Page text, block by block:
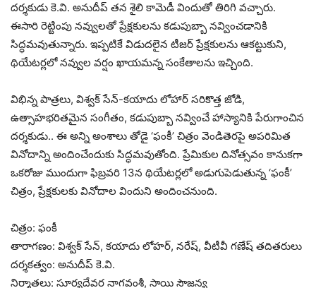
దర్శకుడు కె.వి. అనుదీప్ తన శైలి కామెడీ విందుతో తిరిగి వచ్చారు.
ఈసారి రెట్టింపు నవ్వులతో ప్రేక్షకులను కడుపుబ్బా నవ్వించడానికి
సిద్ధమవుతున్నారు. ఇప్పటికే విడుదలైన టీజర్ ప్రేక్షకులను ఆకట్టుకుని,
థియేటర్లలో నవ్వుల వర్షం ఖాయమన్న సంకేతాలను ఇచ్చింది.
విభిన్న పాత్రలు, విశ్వక్ సేన్-కయాదు లోహార్ సరికొత్త జోడి,
ఉత్సాహభరితమైన సంగీతం, కడుపుబ్బా నవ్వించే హాస్యానికి పేరుగాంచిన
దర్శకుడు.. ఈ అన్ని అంశాలు తోడై ‘ఫంకీ’ చిత్రం వెండితెరపై అపరిమిత
వినోదాన్ని అందించేందుకు సిద్ధమవుతోంది. ప్రేమికుల దినోత్సవం కానుకగా
ఒకరోజు ముందుగా ఫిబ్రవరి 13న థియేటర్లలో అడుగుపెడుతున్న ‘ఫంకీ’
చిత్రం, ప్రేక్షకులకు వినోదాల విందుని అందించనుంది.
చిత్రం: ఫంకీ
తారాగణం: విశ్వక్ సేన్, కయాదు లోహర్‌, నరేష్, వీటీవీ గణేష్ తదితరులు
దర్శకత్వం: అనుదీప్ కె.వి.
నిర్మాతలు: సూర్యదేవర నాగవంశీ, సాయి సౌజన్య